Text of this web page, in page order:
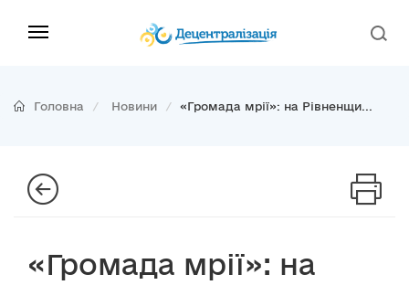
Головна Новини «Громада мрії»: на Рівненщи...
«Громада мрії»: на